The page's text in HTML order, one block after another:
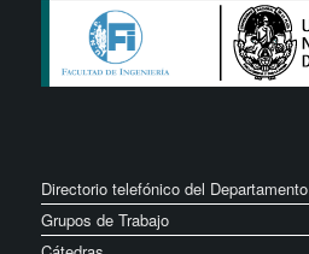
Directorio telefónico del Departamento
Grupos de Trabajo